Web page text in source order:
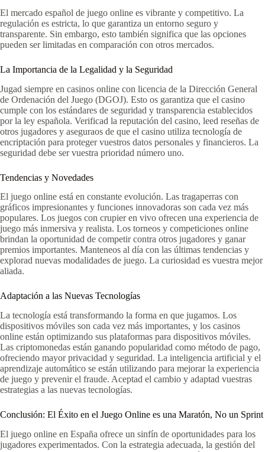
El mercado español de juego online es vibrante y competitivo. La
regulación es estricta, lo que garantiza un entorno seguro y
transparente. Sin embargo, esto también significa que las opciones
pueden ser limitadas en comparación con otros mercados.
La Importancia de la Legalidad y la Seguridad
Jugad siempre en casinos online con licencia de la Dirección General
de Ordenación del Juego (DGOJ). Esto os garantiza que el casino
cumple con los estándares de seguridad y transparencia establecidos
por la ley española. Verificad la reputación del casino, leed reseñas de
otros jugadores y aseguraos de que el casino utiliza tecnología de
encriptación para proteger vuestros datos personales y financieros. La
seguridad debe ser vuestra prioridad número uno.
Tendencias y Novedades
El juego online está en constante evolución. Las tragaperras con
gráficos impresionantes y funciones innovadoras son cada vez más
populares. Los juegos con crupier en vivo ofrecen una experiencia de
juego más inmersiva y realista. Los torneos y competiciones online
brindan la oportunidad de competir contra otros jugadores y ganar
premios importantes. Manteneos al día con las últimas tendencias y
explorad nuevas modalidades de juego. La curiosidad es vuestra mejor
aliada.
Adaptación a las Nuevas Tecnologías
La tecnología está transformando la forma en que jugamos. Los
dispositivos móviles son cada vez más importantes, y los casinos
online están optimizando sus plataformas para dispositivos móviles.
Las criptomonedas están ganando popularidad como método de pago,
ofreciendo mayor privacidad y seguridad. La inteligencia artificial y el
aprendizaje automático se están utilizando para mejorar la experiencia
de juego y prevenir el fraude. Aceptad el cambio y adaptad vuestras
estrategias a las nuevas tecnologías.
Conclusión: El Éxito en el Juego Online es una Maratón, No un Sprint
El juego online en España ofrece un sinfín de oportunidades para los
jugadores experimentados. Con la estrategia adecuada, la gestión del